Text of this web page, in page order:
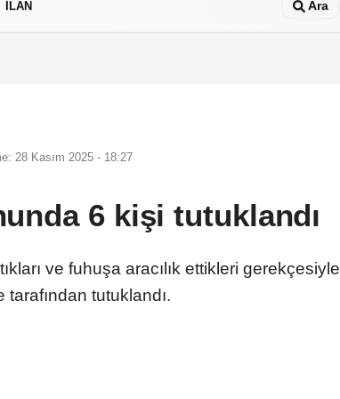
İLAN Ara
28 Kasım 2025 - 18:27
6 kişi tutuklandı
ve fuhuşa aracılık ettikleri gerekçesiyle
tarafından tutuklandı.